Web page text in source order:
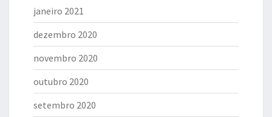
janeiro 2021
dezembro 2020
novembro 2020
outubro 2020
setembro 2020